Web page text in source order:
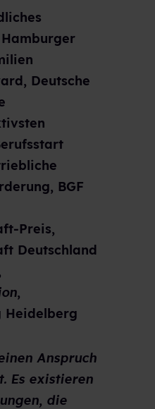
Deutsche
BGF
Preis,
Deutschland
,
Heidelberg
Anspruch
Es existieren
die